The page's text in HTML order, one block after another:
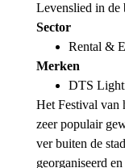
Levenslied in de
Sector
Rental &
Merken
DTS
Het Festival van
zeer populair
ver buiten de
georganiseerd